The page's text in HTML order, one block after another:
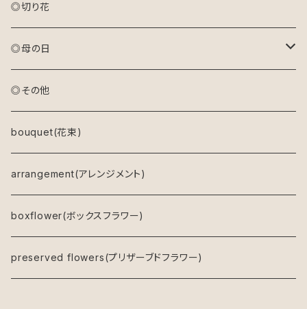
◎切り花
◎母の日
アレンジメント(生花)
アレンジメント(プリザーブドフラワー)
ドライフラワーリース
キャンバスフラワー
鉢物
◎その他
bouquet(花束)
arrangement(アレンジメント)
boxflower(ボックスフラワー)
preserved flowers(プリザーブドフラワー)